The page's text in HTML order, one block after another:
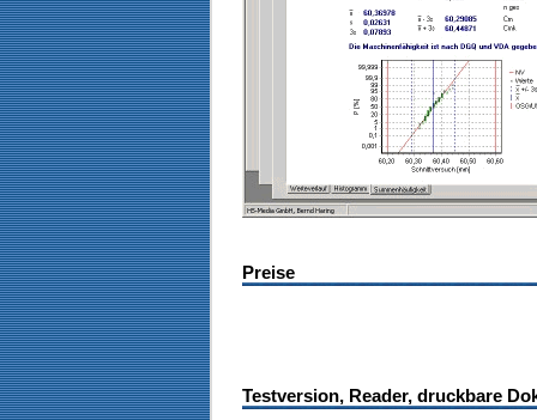
Preise
Testversion, Reader, druckbare